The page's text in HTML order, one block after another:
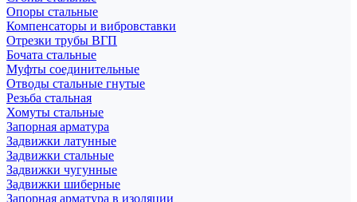
Опоры стальные
Компенсаторы и вибровставки
Отрезки трубы ВГП
Бочата стальные
Муфты соединительные
Отводы стальные гнутые
Резьба стальная
Хомуты стальные
Запорная арматура
Задвижки латунные
Задвижки стальные
Задвижки чугунные
Задвижки шиберные
Запорная арматура в изоляции